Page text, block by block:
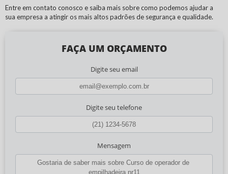
Entre em contato conosco e saiba mais sobre como podemos ajudar a
sua empresa a atingir os mais altos padrões de segurança e qualidade.
FAÇA UM ORÇAMENTO
Digite seu email
Digite seu telefone
Mensagem